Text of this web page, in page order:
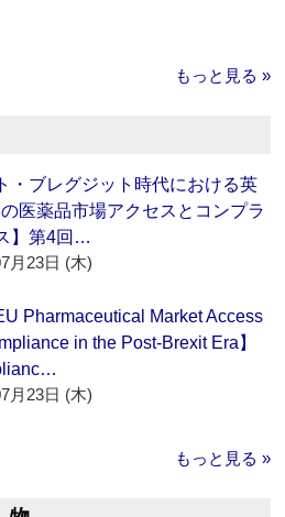
もっと見る »
・ブレグジット時代における英
医薬品市場アクセスとコンプラ
】第4回…
月23日 (木)
Pharmaceutical Market Access
in the Post-Brexit Era】
月23日 (木)
もっと見る »